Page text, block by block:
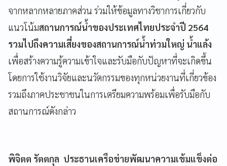
จากหลากหลายภาคส่วน ร่วมให้ข้อมูลทางวิชาการเกี่ยวกับ
แนวโน้มสถานการณ์น้ำของประเทศไทยประจำปี 2564
รวมไปถึงความเสี่ยงของสถานการณ์น้ำท่วมใหญ่ น้ำแล้ง
เพื่อสร้างความรู้ความเข้าใจและรับมือกับปัญหาที่จะเกิดขึ้น
โดยการใช้งานวิจัยและนวัตกรรมของทุกหน่วยงานที่เกี่ยวข้อง
รวมถึงภาคประชาชนในการเตรียมความพร้อมเพื่อรับมือกับ
สถานการณ์ดังกล่าว
พิจิตต รัตตกุล ประธานเครือข่ายพัฒนาความเข้มแข็งต่อ